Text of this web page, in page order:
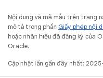
Nội dung và mã mẫu trên trang
mô tả trong phần Giấy phép nội
hoặc nhãn hiệu đã đăng ký của
Oracle.
Cập nhật lần gần đây nhất: